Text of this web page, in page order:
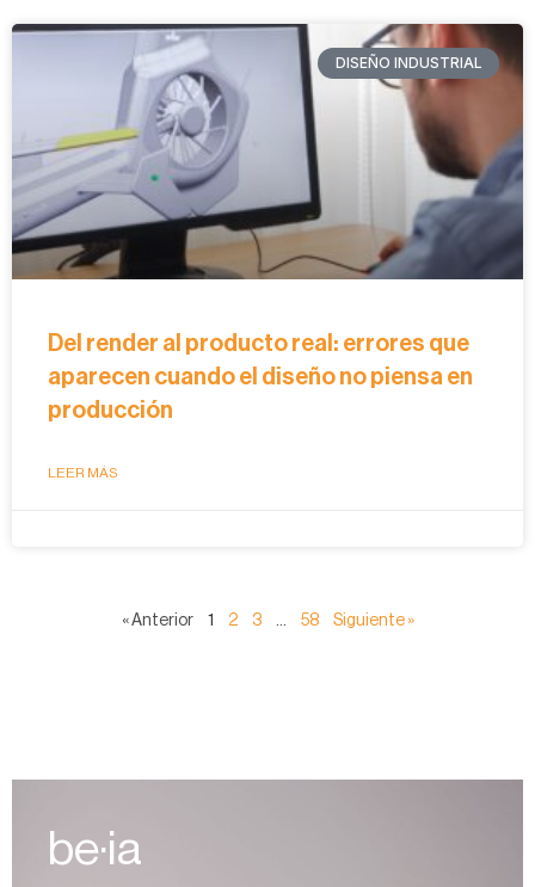
DISEÑO INDUSTRIAL
Del render al producto real: errores que
aparecen cuando el diseño no piensa en
producción
LEER MÁS
« Anterior 1 2 3 … 58 Siguiente »
be·ia